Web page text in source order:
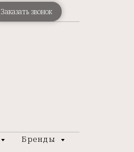
Заказать звонок
Бренды